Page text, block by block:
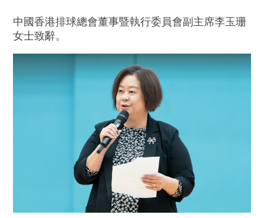
中國香港排球總會董事暨執行委員會副主席李玉珊
女士致辭。